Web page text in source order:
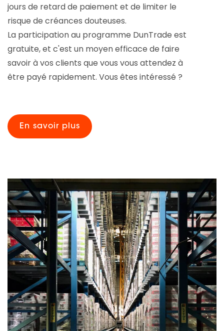
jours de retard de paiement et de limiter le
risque de créances douteuses.
La participation au programme DunTrade est
gratuite, et c'est un moyen efficace de faire
savoir à vos clients que vous vous attendez à
être payé rapidement. Vous êtes intéressé ?
En savoir plus